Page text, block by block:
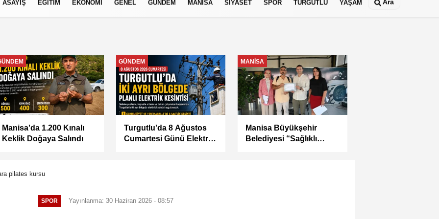
İlkeleri
ASAYİŞ EĞİTİM EKONOMİ GENEL GÜNDEM MANİSA SİYASET SPOR TURGUTLU YAŞAM Ara
BAŞKAN ŞİMŞEK
SAHADAKİ
MANİSA
KÜÇÜK SANAYİ
SİTESİ'NİN SORUNLARI
MANİSA
Kula Seyitali
Mahallesi’nde Sıcak
pilates kursu
SPOR Yayınlanma: 30 Haziran 2026 - 08:57